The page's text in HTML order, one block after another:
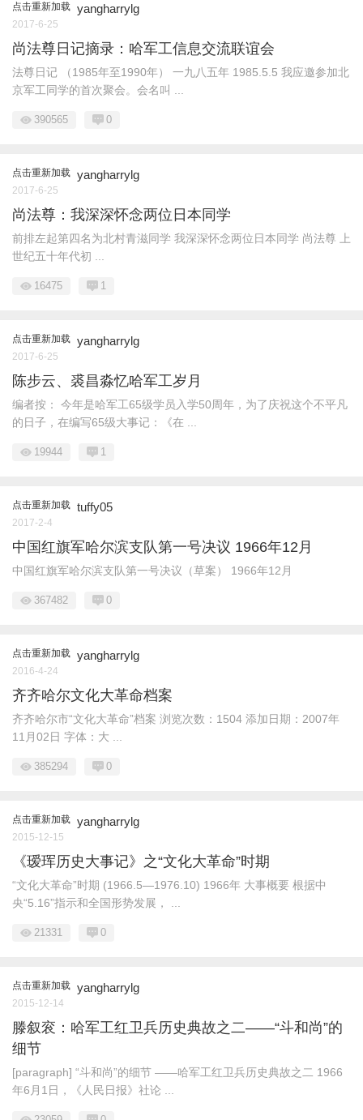
点击重新加载 yangharrylg
2017-6-25
尚法尊日记摘录：哈军工信息交流联谊会
法尊日记 （1985年至1990年） 一九八五年 1985.5.5 我应邀参加北
京军工同学的首次聚会。会名叫 ...
390565 0
点击重新加载 yangharrylg
2017-6-25
尚法尊：我深深怀念两位日本同学
前排左起第四名为北村青滋同学 我深深怀念两位日本同学 尚法尊 上
世纪五十年代初 ...
16475 1
点击重新加载 yangharrylg
2017-6-25
陈步云、裘昌淼忆哈军工岁月
编者按： 今年是哈军工65级学员入学50周年，为了庆祝这个不平凡
的日子，在编写65级大事记：《在 ...
19944 1
点击重新加载 tuffy05
2017-2-4
中国红旗军哈尔滨支队第一号决议 1966年12月
中国红旗军哈尔滨支队第一号决议（草案） 1966年12月
367482 0
点击重新加载 yangharrylg
2016-4-24
齐齐哈尔文化大革命档案
齐齐哈尔市“文化大革命”档案 浏览次数：1504 添加日期：2007年
11月02日 字体：大 ...
385294 0
点击重新加载 yangharrylg
2015-12-15
《瑷珲历史大事记》之“文化大革命”时期
“文化大革命”时期 (1966.5—1976.10) 1966年 大事概要 根据中
央“5.16”指示和全国形势发展， ...
21331 0
点击重新加载 yangharrylg
2015-12-14
滕叙衮：哈军工红卫兵历史典故之二——“斗和尚”的
细节
[paragraph] “斗和尚”的细节 ——哈军工红卫兵历史典故之二 1966
年6月1日，《人民日报》社论 ...